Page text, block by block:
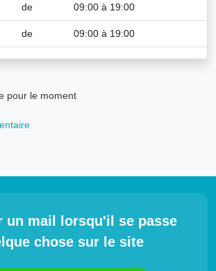
de 09:00 à 19:00
de 09:00 à 19:00
pour le moment
un mail lorsqu'il se passe
chose sur le site